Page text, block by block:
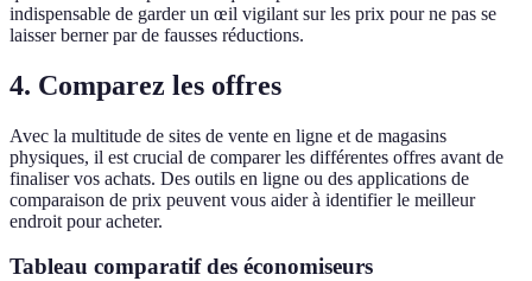
indispensable de garder un œil vigilant sur les prix pour ne pas se
laisser berner par de fausses réductions.
4. Comparez les offres
Avec la multitude de sites de vente en ligne et de magasins
physiques, il est crucial de comparer les différentes offres avant de
finaliser vos achats. Des outils en ligne ou des applications de
comparaison de prix peuvent vous aider à identifier le meilleur
endroit pour acheter.
Tableau comparatif des économiseurs